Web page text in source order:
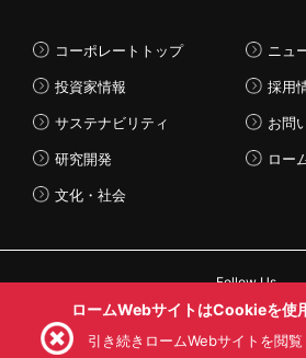
コーポレートトップ
投資家情報
サステナビリティ
研究開発
文化・社会
ニュ
採用
お問
ロー
Follow Us
ロームWebサイトはCookieを使
引き続きロームWebサイトを閲覧